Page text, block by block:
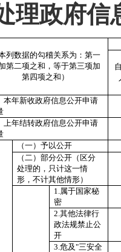
理政府信
本列数据的勾稽关系为：第一
第二项之和，等于第三项加
第四项之和）
本年新收政府信息公开申请
上年结转政府信息公开申请
（一）予以公开
（二）部分公开（区分
处理的，只计这一情
形，不计其他情形）
1.属于国家秘
密
2.其他法律行
政法规禁止公
开
3.危及"三安全